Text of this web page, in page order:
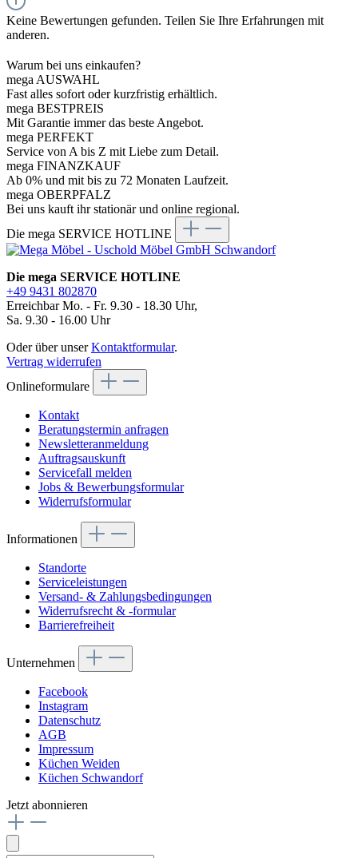
Keine Bewertungen gefunden. Teilen Sie Ihre Erfahrungen mit
anderen.
Warum bei uns einkaufen?
mega AUSWAHL
Fast alles sofort oder kurzfristig erhältlich.
mega BESTPREIS
Mit Garantie immer das beste Angebot.
mega PERFEKT
Service von A bis Z mit Liebe zum Detail.
mega FINANZKAUF
Ab 0% und mit bis zu 72 Monaten Laufzeit.
mega OBERPFALZ
Bei uns kauft ihr stationär und online regional.
Die mega SERVICE HOTLINE
Die mega SERVICE HOTLINE
+49 9431 802870
Erreichbar Mo. - Fr. 9.30 - 18.30 Uhr,
Sa. 9.30 - 16.00 Uhr
Oder über unserKontaktformular.
Vertrag widerrufen
Onlineformulare
Kontakt
Beratungstermin anfragen
Newsletteranmeldung
Auftragsauskunft
Servicefall melden
Jobs & Bewerbungsformular
Widerrufsformular
Informationen
Standorte
Serviceleistungen
Versand- & Zahlungsbedingungen
Widerrufsrecht & -formular
Barrierefreiheit
Unternehmen
Facebook
Instagram
Datenschutz
AGB
Impressum
Küchen Weiden
Küchen Schwandorf
Jetzt abonnieren